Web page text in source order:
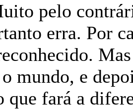
pelo
erra. Por
mundo, e
que fará a